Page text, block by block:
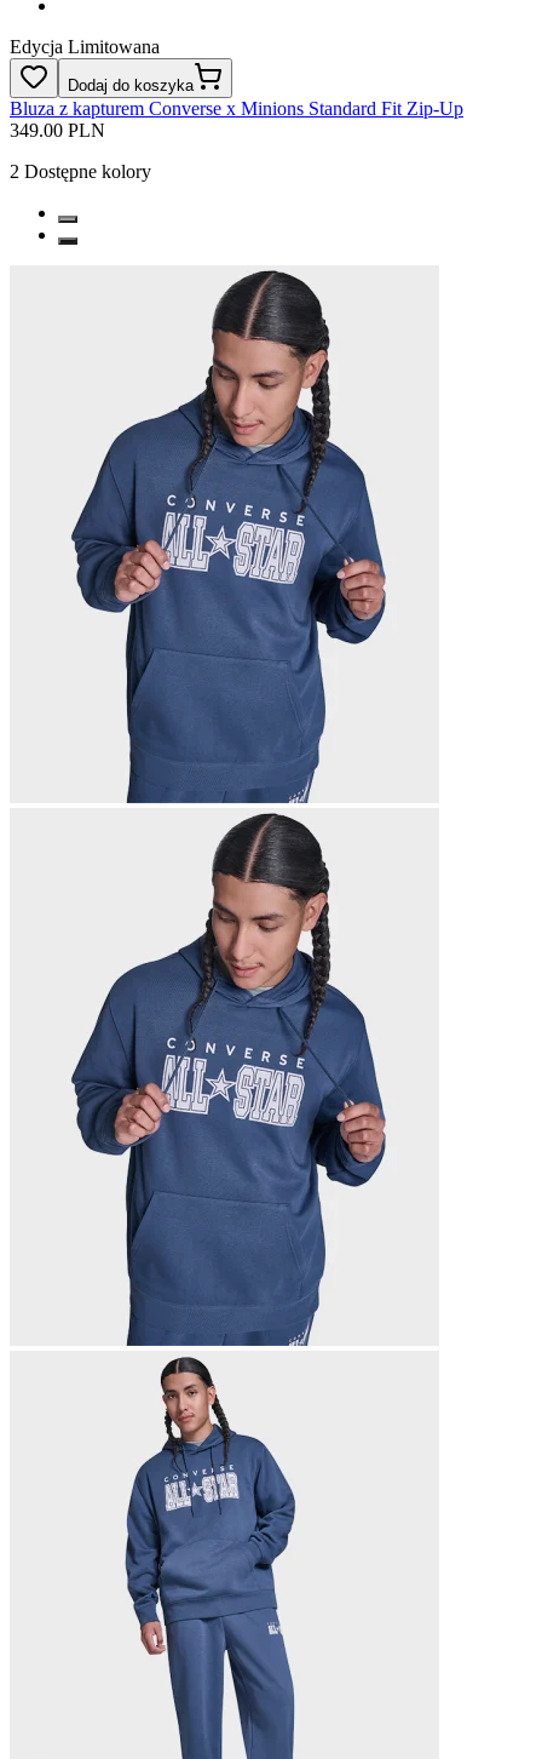
Edycja Limitowana
Dodaj do koszyka
Bluza z kapturem Converse x Minions Standard Fit Zip-Up
349.00 PLN
2 Dostępne kolory